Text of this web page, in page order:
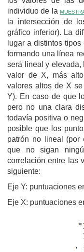
individuo de la
la intersección de
gráfico inferior). La
lugar a distintos
formando una línea
será lineal y elevada,
valor de X, más
valores altos de X
Y). En caso de que
pero no una clara
todavía positiva o
posible que los
patrón no lineal (por
que no sigan
correlación entre las
siguiente:
Eje Y: puntuaciones
Eje X: puntuaciones